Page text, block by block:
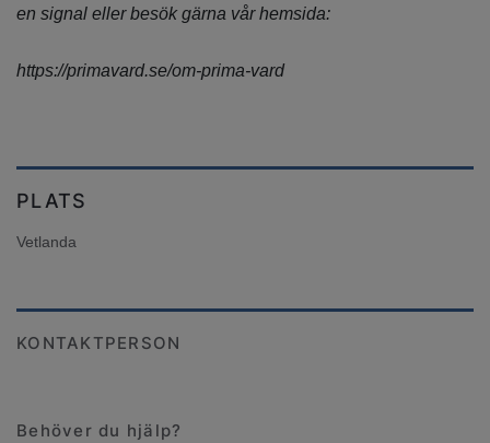
en signal eller besök gärna vår hemsida:
https://primavard.se/om-prima-vard
PLATS
Vetlanda
KONTAKTPERSON
Behöver du hjälp?